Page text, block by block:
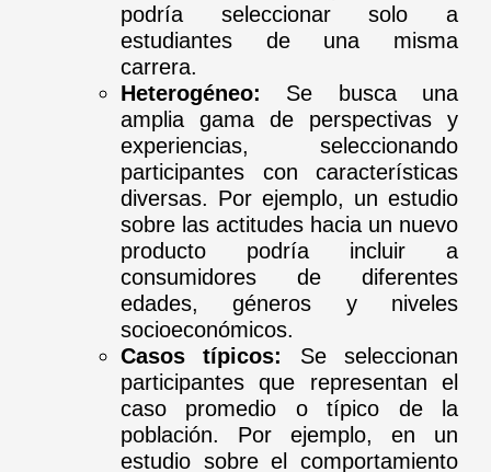
podría seleccionar solo a
estudiantes de una misma
carrera.
Heterogéneo: Se busca una
amplia gama de perspectivas y
experiencias, seleccionando
participantes con características
diversas. Por ejemplo, un estudio
sobre las actitudes hacia un nuevo
producto podría incluir a
consumidores de diferentes
edades, géneros y niveles
socioeconómicos.
Casos típicos:
Se seleccionan
participantes que representan el
caso promedio o típico de la
población. Por ejemplo, en un
estudio sobre el comportamiento